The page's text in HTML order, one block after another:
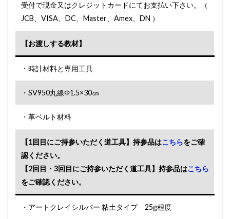
受付で現金又はクレジットカードにてお支払い下さい。（
JCB、VISA、DC、Master、Amex、DN ）
【お渡しする教材】
・時計材料と専用工具
・SV950丸線Φ1.5×30㎝
・革ベルト材料
【1回目にご持参いただく道工具】持参品はこちらをご確
認ください。
【2回目・3回目にご持参いただく道工具】持参品はこちら
をご確認ください。
・アートクレイシルバー 粘土タイプ 25g程度